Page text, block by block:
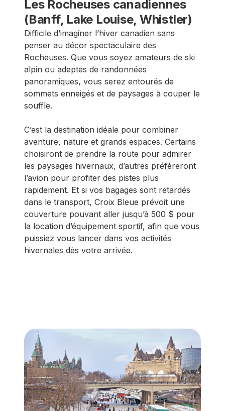
Les Rocheuses canadiennes
(Banff, Lake Louise, Whistler)
Difficile d’imaginer l’hiver canadien sans
penser au décor spectaculaire des
Rocheuses. Que vous soyez amateurs de ski
alpin ou adeptes de randonnées
panoramiques, vous serez entourés de
sommets enneigés et de paysages à couper le
souffle.
C’est la destination idéale pour combiner
aventure, nature et grands espaces. Certains
choisiront de prendre la route pour admirer
les paysages hivernaux, d’autres préféreront
l’avion pour profiter des pistes plus
rapidement. Et si vos bagages sont retardés
dans le transport, Croix Bleue prévoit une
couverture pouvant aller jusqu’à 500 $ pour
la location d’équipement sportif, afin que vous
puissiez vous lancer dans vos activités
hivernales dès votre arrivée.